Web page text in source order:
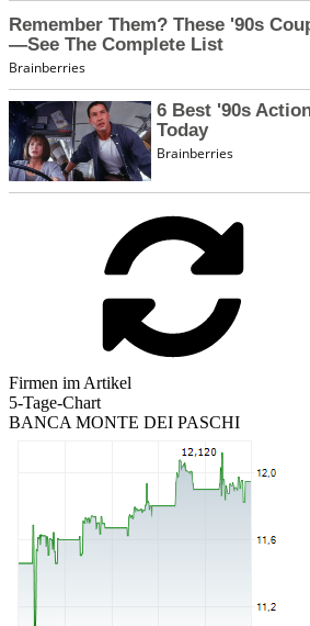
Firmen im Artikel
5-Tage-Chart
BANCA MONTE DEI PASCHI